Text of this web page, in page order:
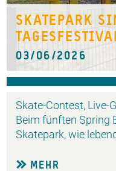
SKATEPARK
03/06/2026
Skate-Contest, Live-
Beim fünften Spring
Skatepark, wie
MEHR